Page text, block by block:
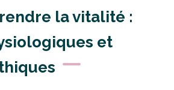
la vitalité :
et